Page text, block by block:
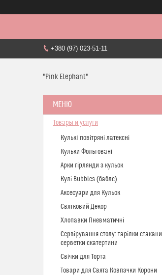
+380 (97) 023-51-11
"Pink Elephant"
Товары и услуги
Кулькi повітряні латексні
Кульки Фольговані
Арки гірлянди з кульок
Кулі Bubbles (баблс)
Аксесуари для Кульок
Святковий Декор
Хлопавки Пневматичні
Сервірування столу: тарілки стакани
серветки скатертини
Свічки для Торта
Товари для Свята Ковпачки Корони